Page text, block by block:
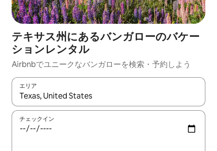
テキサス州にあるバンガローのバケー
ションレンタル
Airbnbでユニークなバンガローを検索・予約しよう
エリア
検索結果が表示されたら、上下の矢印キーを使って移動するか
チェックイン